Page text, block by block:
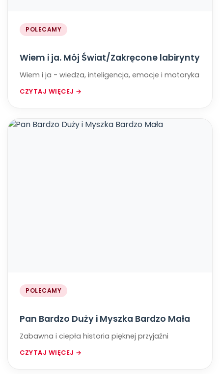
POLECAMY
Wiem i ja. Mój Świat/Zakręcone labirynty
Wiem i ja - wiedza, inteligencja, emocje i motoryka
CZYTAJ WIĘCEJ →
POLECAMY
Pan Bardzo Duży i Myszka Bardzo Mała
Zabawna i ciepła historia pięknej przyjaźni
CZYTAJ WIĘCEJ →